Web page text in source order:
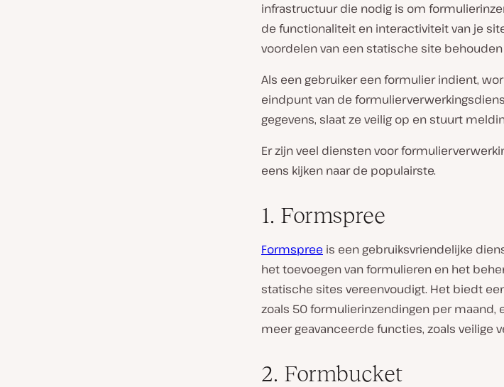
infrastructuur die nodig is om
de functionaliteit en interactiviteit van je
voordelen van een statische site behouden
Als een gebruiker een formulier indient,
eindpunt van de
gegevens, slaat ze veilig op en stuurt
Er zijn veel diensten voor
eens kijken naar de populairste.
1. Formspree
Formspree is een gebruiksvriendelijke
het toevoegen van formulieren en het
statische sites vereenvoudigt. Het biedt
zoals 50 formulierinzendingen per
meer geavanceerde functies, zoals veilige
2. Formbucket